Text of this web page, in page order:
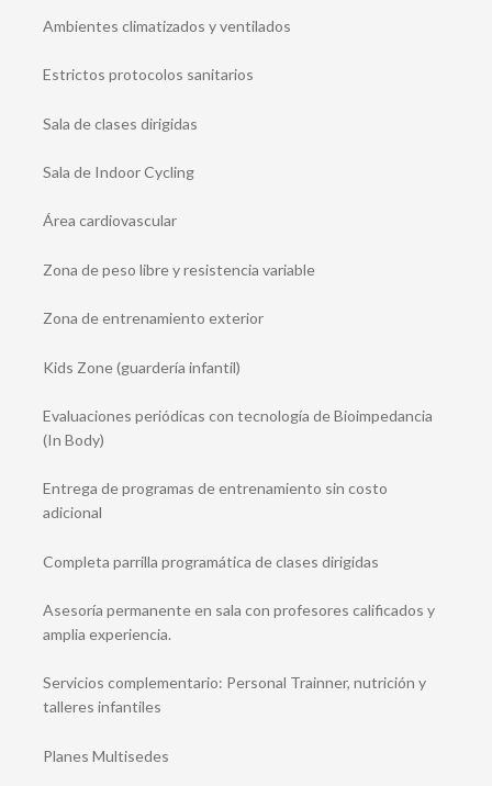
Ambientes climatizados y ventilados
Estrictos protocolos sanitarios
Sala de clases dirigidas
Sala de Indoor Cycling
Área cardiovascular
Zona de peso libre y resistencia variable
Zona de entrenamiento exterior
Kids Zone (guardería infantil)
Evaluaciones periódicas con tecnología de Bioimpedancia
(In Body)
Entrega de programas de entrenamiento sin costo
adicional
Completa parrilla programática de clases dirigidas
Asesoría permanente en sala con profesores calificados y
amplia experiencia.
Servicios complementario: Personal Trainner, nutrición y
talleres infantiles
Planes Multisedes